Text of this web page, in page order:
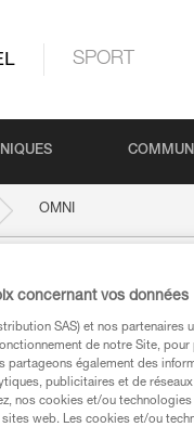
SPORT
OMNI
concernant vos données
SAS) et nos
de notre Site,
partageons également des
publicitaires et de
nos cookies et/ou
sites web. Les cookies et/ou